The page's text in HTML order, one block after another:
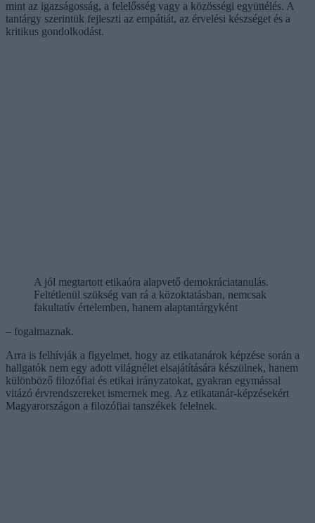
mint az igazságosság, a felelősség vagy a közösségi együttélés. A
tantárgy szerintük fejleszti az empátiát, az érvelési készséget és a
kritikus gondolkodást.
A jól megtartott etikaóra alapvető demokráciatanulás.
Feltétlenül szükség van rá a közoktatásban, nemcsak
fakultatív értelemben, hanem alaptantárgyként
– fogalmaznak.
Arra is felhívják a figyelmet, hogy az etikatanárok képzése során a
hallgatók nem egy adott világnélet elsajátítására készülnek, hanem
különböző filozófiai és etikai irányzatokat, gyakran egymással
vitázó érvrendszereket ismernek meg. Az etikatanár-képzésekért
Magyarországon a filozófiai tanszékek felelnek.